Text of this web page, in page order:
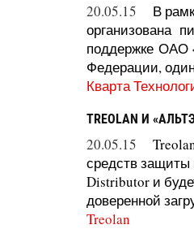
20.05.15
В
организована
поддержке ОАО
Федерации,
Кварта
TREOLAN И
20.05.15
средств защиты
Distributor и
доверенной
Treolan